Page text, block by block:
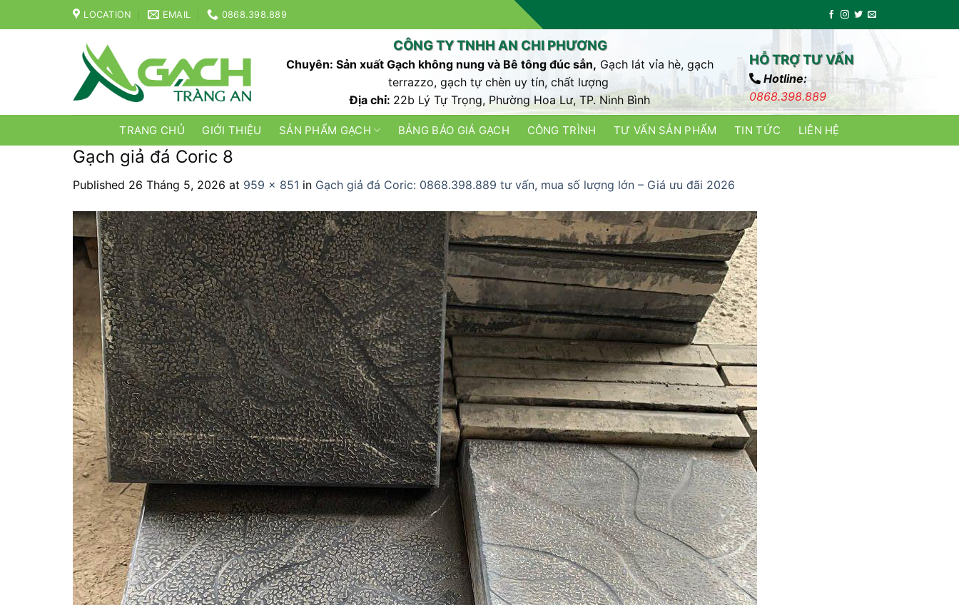
to
LOCATION EMAIL 0868.398.889
CÔNG TY TNHH AN CHI PHƯƠNG
Chuyên: Sản xuất Gạch không nung và Bê tông đúc sẳn, Gạch lát vỉa hè, gạch
terrazzo, gạch tự chèn uy tín, chất lượng
Địa chỉ: 22b Lý Tự Trọng, Phường Hoa Lư, TP. Ninh Bình
HỖ TRỢ TƯ VẤN
Hotline:
0868.398.889
TRANG CHỦ GIỚI THIỆU SẢN PHẨM GẠCH BẢNG BÁO GIÁ GẠCH CÔNG TRÌNH TƯ VẤN SẢN PHẨM TIN TỨC LIÊN HỆ
Gạch giả đá Coric 8
Published 26 Tháng 5, 2026 at 959 × 851 in Gạch giả đá Coric: 0868.398.889 tư vấn, mua số lượng lớn – Giá ưu đãi 2026